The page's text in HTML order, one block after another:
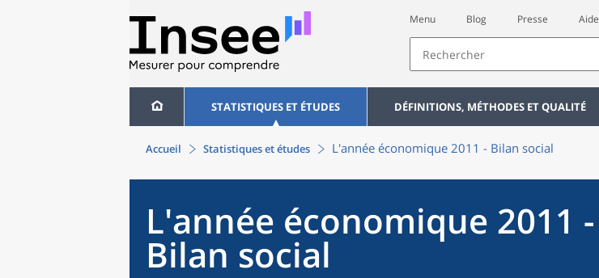
Menu Blog Presse Aide
STATISTIQUES ET ÉTUDES DÉFINITIONS, MÉTHODES ET QUALITÉ
Accueil Statistiques et études L'année économique 2011 - Bilan social
L'année économique 2011 -
Bilan social